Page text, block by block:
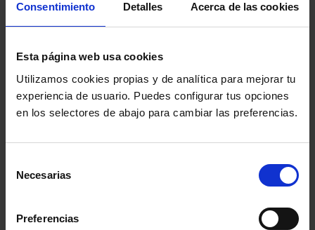
Consentimiento Detalles Acerca de las cookies
Esta página web usa cookies
Utilizamos cookies propias y de analítica para mejorar tu
experiencia de usuario. Puedes configurar tus opciones
en los selectores de abajo para cambiar las preferencias.
Necesarias
Preferencias
Entrevistas
Opinión y análisis
Sala de Prensa
Suscríbete a nuestros Newsletters